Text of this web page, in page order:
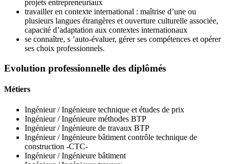
projets entrepreneuriaux
travailler en contexte international : maîtrise d’une ou
plusieurs langues étrangères et ouverture culturelle associée,
capacité d’adaptation aux contextes internationaux
se connaître, s ’auto-évaluer, gérer ses compétences et opérer
ses choix professionnels.
Evolution professionnelle des diplômés
Métiers
Ingénieur / Ingénieure technique et études de prix
Ingénieur / Ingénieure méthodes BTP
Ingénieur / Ingénieure de travaux BTP
Ingénieur / Ingénieure bâtiment contrôle technique de
construction -CTC-
Ingénieur / Ingénieure bâtiment